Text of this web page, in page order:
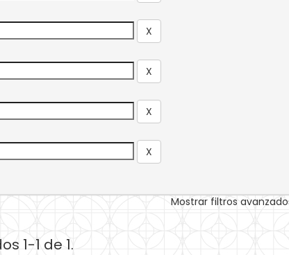
Mostrar filtros
1-1 de 1.